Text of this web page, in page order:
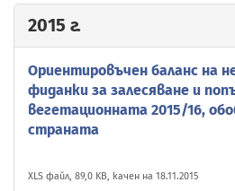
2015 г.
Ориентировъчен баланс на
фиданки за залесяване и
вегетационната 2015/16,
страната
XLS файл, 89,0 KB, качен на 18.11.2015